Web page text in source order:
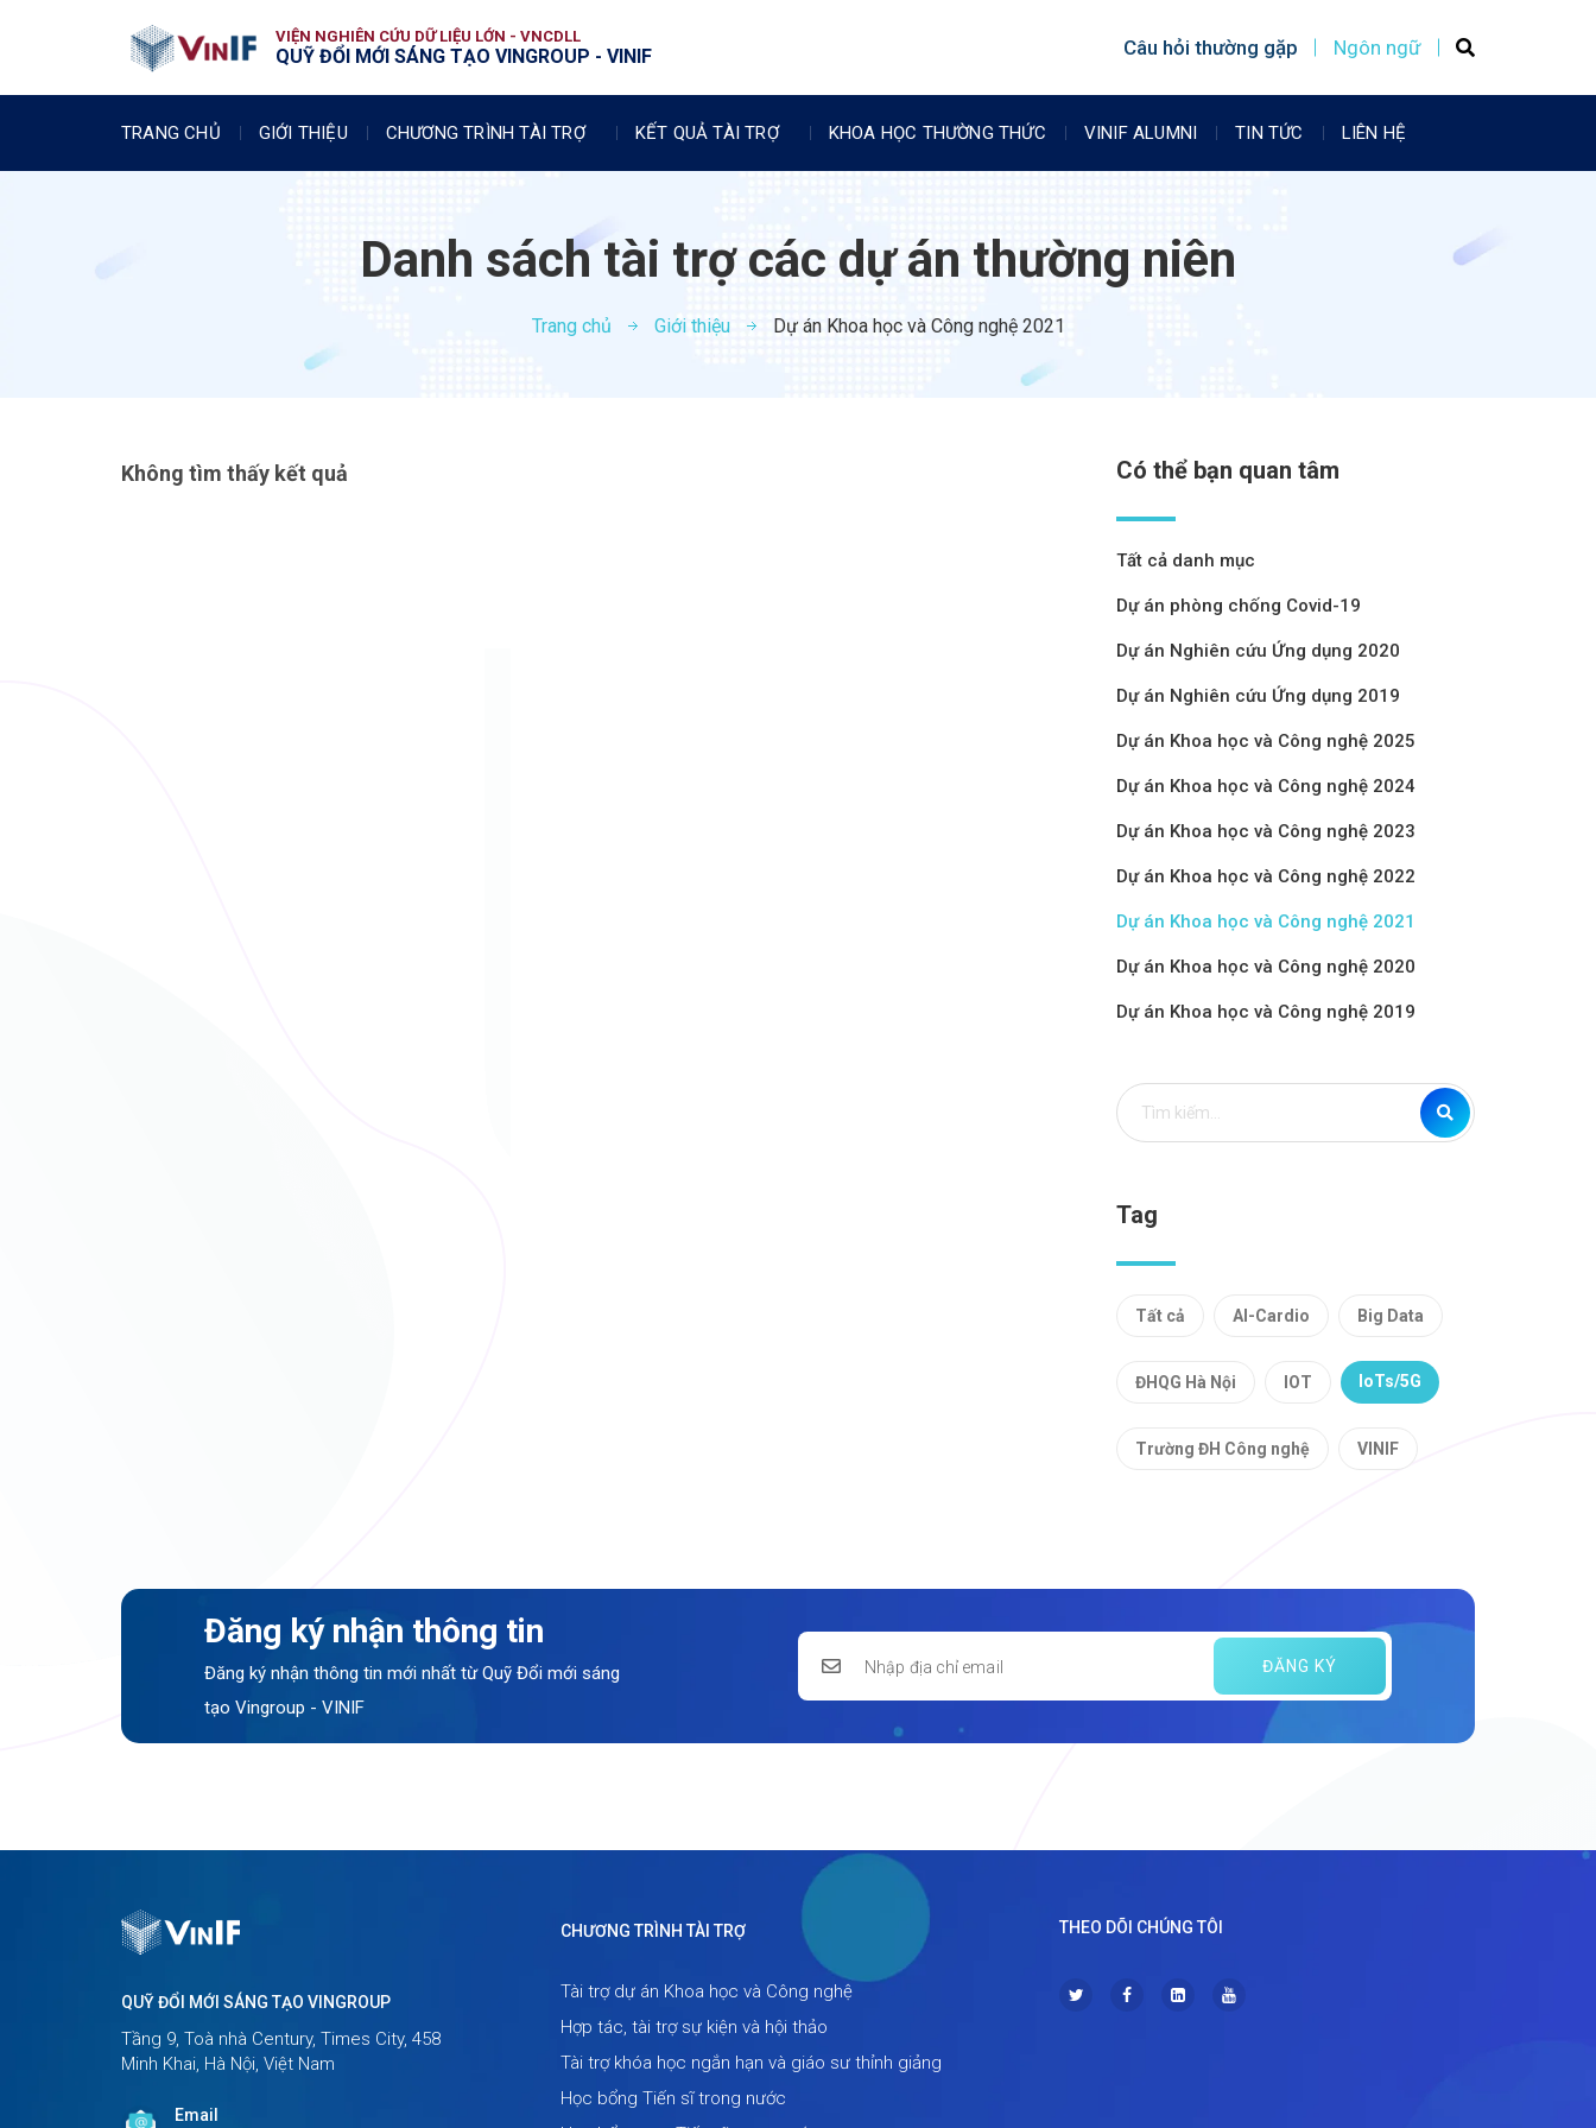
VIỆN NGHIÊN CỨU DỮ LIỆU LỚN - VNCDLL
QUỸ ĐỔI MỚI SÁNG TẠO VINGROUP - VINIF Câu hỏi thường gặp Ngôn ngữ
TRANG CHỦ GIỚI THIỆU CHƯƠNG TRÌNH TÀI TRỢ KẾT QUẢ TÀI TRỢ KHOA HỌC THƯỜNG THỨC VINIF ALUMNI TIN TỨC LIÊN HỆ
Danh sách tài trợ các dự án thường niên
Trang chủ Giới thiệu Dự án Khoa học và Công nghệ 2021
Không tìm thấy kết quả Có thể bạn quan tâm
Tất cả danh mục
Dự án phòng chống Covid-19
Dự án Nghiên cứu Ứng dụng 2020
Dự án Nghiên cứu Ứng dụng 2019
Dự án Khoa học và Công nghệ 2025
Dự án Khoa học và Công nghệ 2024
Dự án Khoa học và Công nghệ 2023
Dự án Khoa học và Công nghệ 2022
Dự án Khoa học và Công nghệ 2021
Dự án Khoa học và Công nghệ 2020
Dự án Khoa học và Công nghệ 2019
Tag
Tất cả AI-Cardio Big Data
ĐHQG Hà Nội IOT IoTs/5G
Trường ĐH Công nghệ VINIF
Đăng ký nhận thông tin
Đăng ký nhận thông tin mới nhất từ Quỹ Đổi mới sáng
tạo Vingroup - VINIF
ĐĂNG KÝ
QUỸ ĐỔI MỚI SÁNG TẠO VINGROUP
Tầng 9, Toà nhà Century, Times City, 458
Minh Khai, Hà Nội, Việt Nam
Email
CHƯƠNG TRÌNH TÀI TRỢ
Tài trợ dự án Khoa học và Công nghệ
Hợp tác, tài trợ sự kiện và hội thảo
Tài trợ khóa học ngắn hạn và giáo sư thỉnh giảng
Học bổng Tiến sĩ trong nước
THEO DÕI CHÚNG TÔI